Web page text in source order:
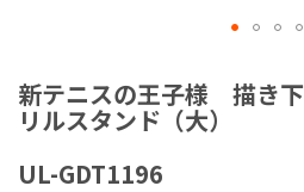
新テニスの王子様 描き
リルスタンド（大）
UL-GDT1196
メ
ー
ジ
ャ